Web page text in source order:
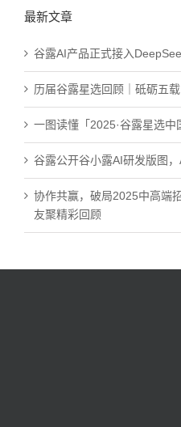
最新文章
谷露AI产品正式接入
历届谷露星选回顾｜砥砺五
一图读懂「2025·谷露星选中
谷露公开谷小露AI研发版图，
协作共赢，破局2025中高端
友聚精彩回顾